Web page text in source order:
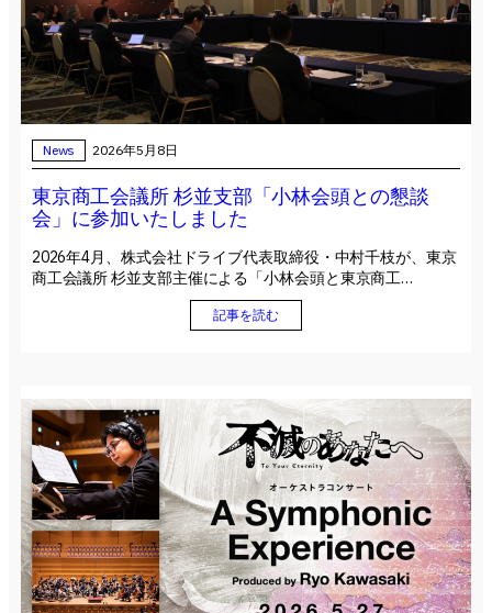
News 2026年5月8日
東京商工会議所 杉並支部「小林会頭との懇談
会」に参加いたしました
2026年4月、株式会社ドライブ代表取締役・中村千枝が、東京
商工会議所 杉並支部主催による「小林会頭と東京商工…
記事を読む